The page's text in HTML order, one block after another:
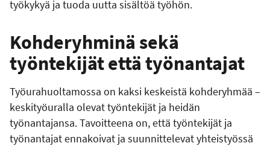
työkykyä ja tuoda uutta sisältöä työhön.
Kohderyhminä sekä
työntekijät että työnantajat
Työurahuoltamossa on kaksi keskeistä kohderyhmää –
keskityöuralla olevat työntekijät ja heidän
työnantajansa. Tavoitteena on, että työntekijät ja
työnantajat ennakoivat ja suunnittelevat yhteistyössä